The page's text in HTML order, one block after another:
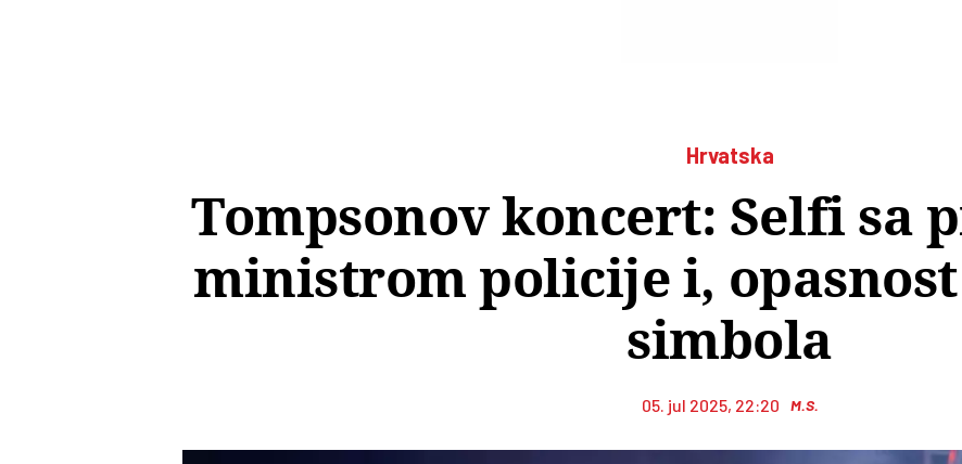
Hrvatska
Tompsonov koncert: Selfi sa
ministrom policije i,
simbola
05. jul 2025, 22:20 M.S.